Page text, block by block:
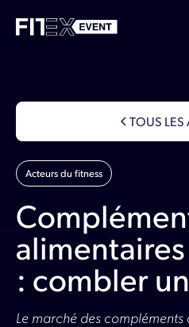
TOUS LES
Acteurs du fitness
: combler
Le marché des